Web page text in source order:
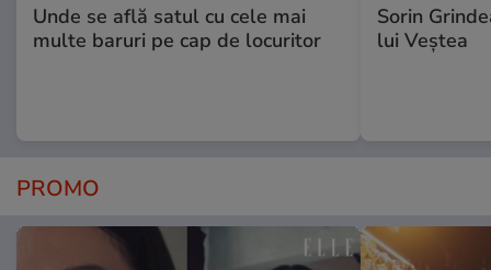
Unde se află satul cu cele mai
multe baruri pe cap de locuritor
Sorin
lui Veștea
PROMO